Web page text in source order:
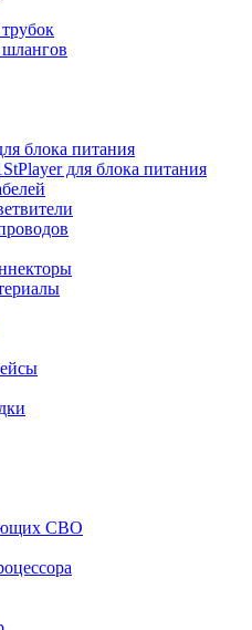
блока питания
для блока питания
СВО